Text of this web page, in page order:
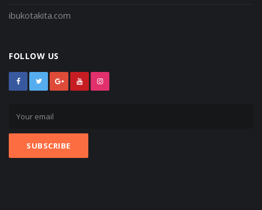
ibukotakita.com
FOLLOW US